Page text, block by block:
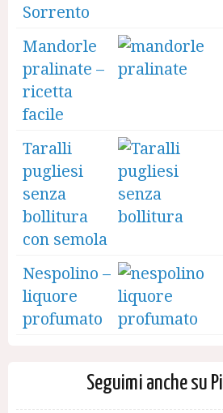
Sorrento
Mandorle
pralinate –
ricetta
facile
Taralli
pugliesi
senza
bollitura
con semola
Nespolino –
liquore
profumato
Seguimi anche su